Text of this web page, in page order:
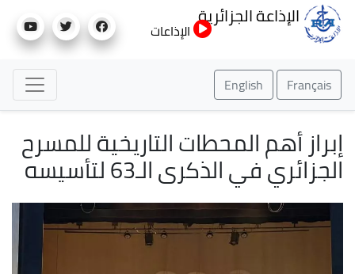
إلى
الإذاعة الجزائرية
الإذاعات
Français
English
إبراز أهم المحطات التاريخية للمسرح
الجزائري في الذكرى الـ63 لتأسيسه